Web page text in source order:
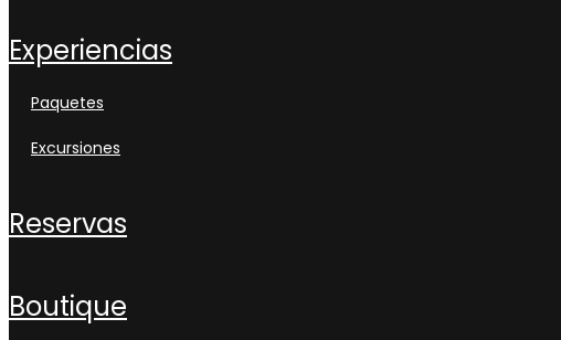
experiencias
paquetes
excursiones
reservas
boutique